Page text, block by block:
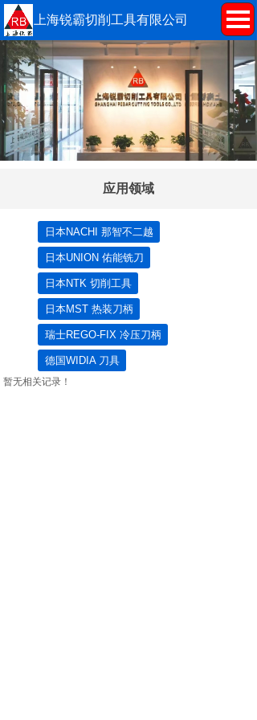
应用领域
日本NACHI 那智不二越
日本UNION 佑能铣刀
日本NTK 切削工具
日本MST 热装刀柄
瑞士REGO-FIX 冷压刀柄
德国WIDIA 刀具
暂无相关记录！
上海锐霸切削工具有限公司